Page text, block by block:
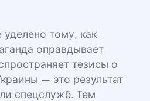
тому, как
оправдывает
тезисы о
— это результат
спецслужб. Тем